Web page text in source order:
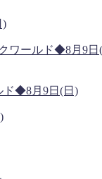
)
ド◆8月9日(日)